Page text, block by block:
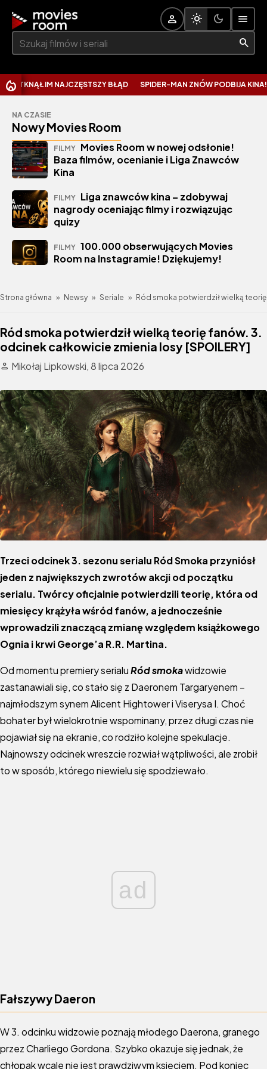
Szukaj:
IM NAJCZĘSTSZY BŁĄD SPIDER-MAN ZNÓW PODBIJA KINA!
NA CZASIE
Nowy Movies Room
FILMY Movies Room w nowej odsłonie!
Baza filmów, ocenianie i Liga Znawców
Kina
FILMY Liga znawców kina – zdobywaj
nagrody oceniając filmy i rozwiązując
quizy
FILMY 100.000 obserwujących Movies
Room na Instagramie! Dziękujemy!
Strona główna » Newsy » Seriale » Ród smoka potwierdził wielką
Ród smoka potwierdził wielką teorię fanów. 3.
odcinek całkowicie zmienia losy [SPOILERY]
Mikołaj Lipkowski,8 lipca 2026
Trzeci odcinek 3. sezonu serialu Ród Smoka przyniósł
jeden z największych zwrotów akcji od początku
serialu. Twórcy oficjalnie potwierdzili teorię, która od
miesięcy krążyła wśród fanów, a jednocześnie
wprowadzili znaczącą zmianę względem książkowego
Ognia i krwi George’a R.R. Martina.
Od momentu premiery serialuRód smokawidzowie
zastanawiali się, co stało się z Daeronem Targaryenem –
najmłodszym synem Alicent Hightower i Viserysa I. Choć
bohater był wielokrotnie wspominany, przez długi czas nie
pojawiał się na ekranie, co rodziło kolejne spekulacje.
Najnowszy odcinek wreszcie rozwiał wątpliwości, ale zrobił
to w sposób, którego niewielu się spodziewało.
ad
Fałszywy Daeron
W 3. odcinku widzowie poznają młodego Daerona, granego
przez Charliego Gordona. Szybko okazuje się jednak, że
chłopak wcale nie jest prawdziwym księciem. Pod koniec